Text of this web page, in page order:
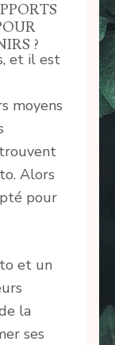
?
et il est
moyens
Alors
pour
et un
la
ses